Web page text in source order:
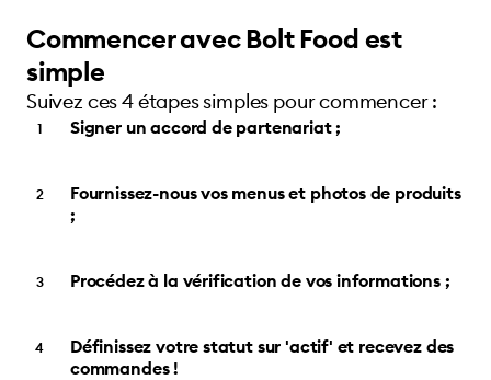
Commencer avec Bolt Food est
simple
Suivez ces 4 étapes simples pour commencer :
Signer un accord de partenariat ;
Fournissez-nous vos menus et photos de produits
;
Procédez à la vérification de vos informations ;
Définissez votre statut sur 'actif' et recevez des
commandes !